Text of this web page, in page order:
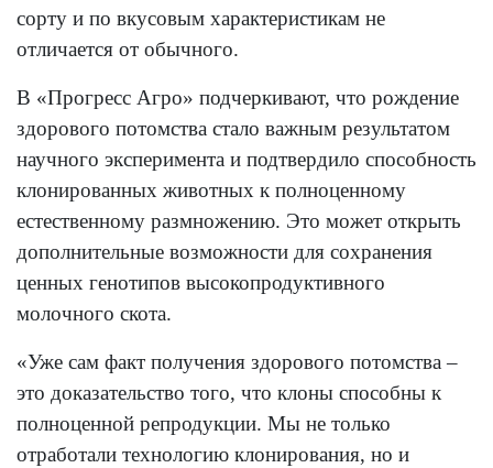
сорту и по вкусовым характеристикам не
отличается от обычного.
В «Прогресс Агро» подчеркивают, что рождение
здорового потомства стало важным результатом
научного эксперимента и подтвердило способность
клонированных животных к полноценному
естественному размножению. Это может открыть
дополнительные возможности для сохранения
ценных генотипов высокопродуктивного
молочного скота.
«Уже сам факт получения здорового потомства –
это доказательство того, что клоны способны к
полноценной репродукции. Мы не только
отработали технологию клонирования, но и